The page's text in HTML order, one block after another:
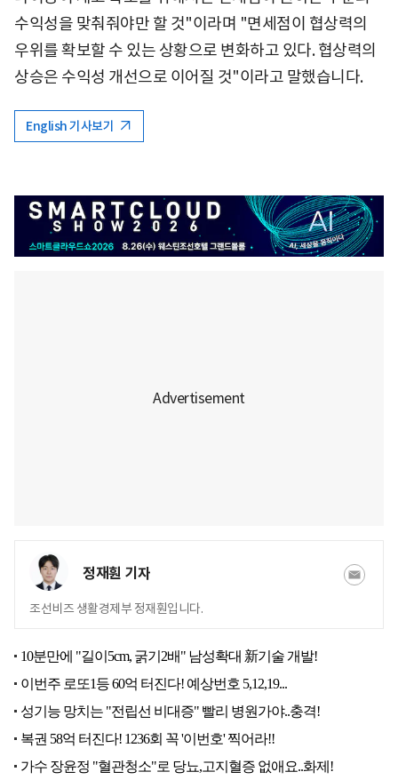
수익성을 맞춰줘야만 할 것"이라며 "면세점이 협상력의
우위를 확보할 수 있는 상황으로 변화하고 있다. 협상력의
상승은 수익성 개선으로 이어질 것"이라고 말했습니다.
English 기사보기
정재훤 기자
조선비즈 생활경제부 정재훤입니다.